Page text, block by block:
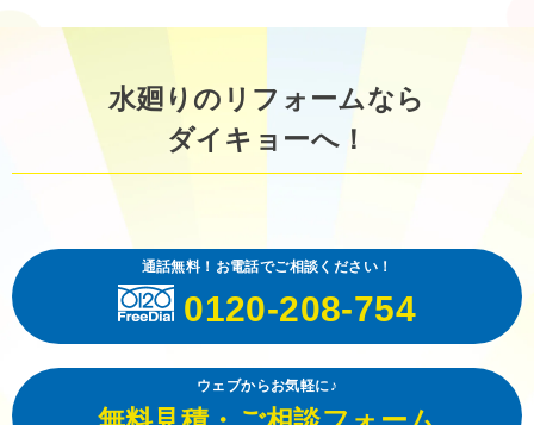
水廻りのリフォームなら
ダイキョーへ！
通話無料！お電話でご相談ください！
0120-208-754
ウェブからお気軽に♪